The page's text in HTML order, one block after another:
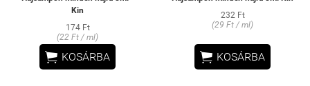
Kin
174 Ft
(22 Ft / ml)
 KOSÁRBA
232 Ft
(29 Ft / ml)
 KOSÁRBA